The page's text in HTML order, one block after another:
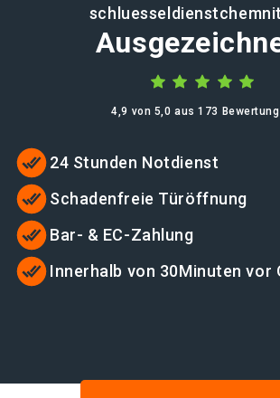
4,9 von 5,0 aus 173
24 Stunden Notdienst
Schadenfreie Türöffnung
Bar- & EC-Zahlung
Innerhalb von 30Minuten vor